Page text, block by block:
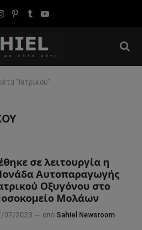
Instagram
Pinterest
TumblrYouTube
"Ιατρικού"
σε λειτουργία η
Αυτοπαραγωγής
Οξυγόνου στο
Μολάων
07/2023 από Sahiel Newsroom